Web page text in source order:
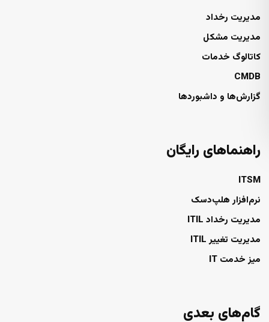
مدیریت رخداد
مدیریت مشکل
کاتالوگ خدمات
CMDB
گزارش‌ها و داشبوردها
راهنماهای رایگان
ITSM
نرم‌افزار هلپ‌دسک
مدیریت رخداد ITIL
مدیریت تغییر ITIL
میز خدمت IT
گام‌های بعدی